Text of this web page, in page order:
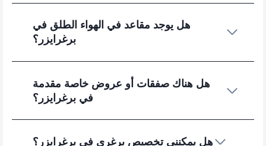
هل يوجد مقاعد في الهواء الطلق في
برغرايزر؟
هل هناك صفقات أو عروض خاصة مقدمة
في برغرايزر؟
هل يمكنني تخصيص برغري في برغرايزر؟